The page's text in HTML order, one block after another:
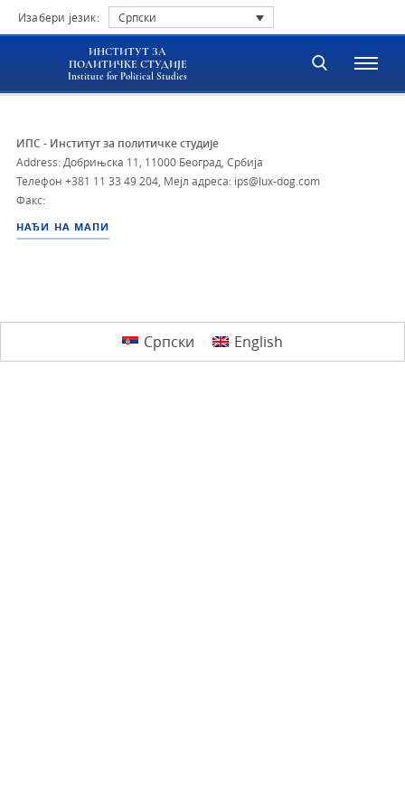
Изабери језик: Српски
ИНСТИТУТ ЗА
ПОЛИТИЧКЕ СТУДИЈЕ
Institute for Political Studies
ИПС - Институт за политичке студије
Address: Добрињска 11, 11000 Београд, Србија
Телефон +381 11 33 49 204 Мејл адреса: ips@lux-dog.com
Факс:
НАЂИ НА МАПИ
Српски English